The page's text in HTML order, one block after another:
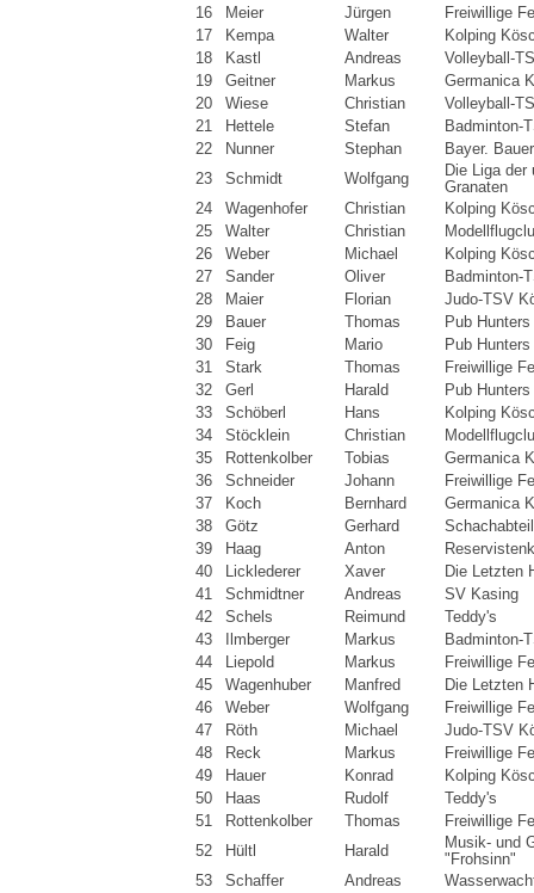
16
Meier Jürgen
Freiwillige
17
Kempa Walter
Kolping
18
Kastl Andreas
Volleyball-
19
Geitner Markus
Germanica
20
Wiese Christian
Volleyball-
21
Hettele Stefan
Badminton-
22
Nunner Stephan
Bayer.
23
Schmidt Wolfgang
Die Liga der
Granaten
24
Wagenhofer Christian
Kolping
25
Walter Christian
26
Weber Michael
Kolping
27
Sander Oliver
Badminton-
28
Maier Florian
Judo-TSV
29
Bauer Thomas
Pub Hunters
30
Feig Mario
Pub Hunters
31
Stark Thomas
Freiwillige
32
Gerl Harald
Pub Hunters
33
Schöberl Hans
Kolping
34
Stöcklein Christian
35
Rottenkolber Tobias
Germanica
36
Schneider Johann
Freiwillige
37
Koch Bernhard
Germanica
38
Götz Gerhard
39
Haag Anton
40
Licklederer Xaver
Die Letzten
41
Schmidtner Andreas
SV Kasing
42
Schels Reimund
Teddy's
43
Ilmberger Markus
Badminton-
44
Liepold Markus
Freiwillige
45
Wagenhuber Manfred
Die Letzten
46
Weber Wolfgang
Freiwillige
47
Röth Michael
Judo-TSV
48
Reck Markus
Freiwillige
49
Hauer Konrad
Kolping
50
Haas Rudolf
Teddy's
51
Rottenkolber Thomas
Freiwillige
52
Hültl Harald
Musik- und
"Frohsinn"
53
Schaffer Andreas